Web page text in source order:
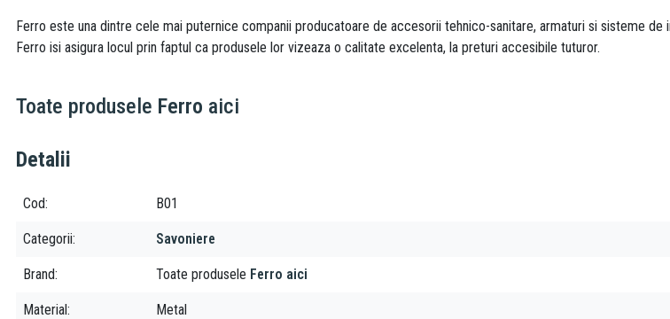
Ferro este una dintre cele mai puternice companii producatoare de accesorii tehnico-sanitare, armaturi si sisteme
Ferro isi asigura locul prin faptul ca produsele lor vizeaza o calitate excelenta, la preturi accesibile tuturor.
Toate produsele Ferro aici
Detalii
Cod B01
Categorii Savoniere
Brand Toate produsele Ferro aici
Material Metal